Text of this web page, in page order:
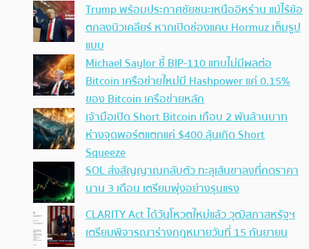
Trump พร้อมประกาศชัยชนะเหนืออิหร่าน แม้ไร้ข้อ
ตกลงนิวเคลียร์ หากเปิดช่องแคบ Hormuz เต็มรูป
แบบ
Michael Saylor ชี้ BIP-110 แทบไม่มีผลต่อ
Bitcoin เครือข่ายใหม่มี Hashpower แค่ 0.15%
ของ Bitcoin เครือข่ายหลัก
เจ้ามือเปิด Short Bitcoin เกือบ 2 พันล้านบาท
ห่างจุดพอร์ตแตกแค่ $400 ลุ้นเกิด Short
Squeeze
SOL ส่งสัญญาณกลับตัว ทะลุเส้นขาลงที่กดราคา
นาน 3 เดือน เตรียมพุ่งอย่างรุนแรง
CLARITY Act ได้วันโหวตใหม่แล้ว วุฒิสภาสหรัฐฯ
เตรียมพิจารณาร่างกฎหมายวันที่ 15 กันยายน